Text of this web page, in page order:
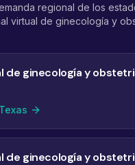
regional de los
virtual de ginecología y
de ginecología y
de ginecología y